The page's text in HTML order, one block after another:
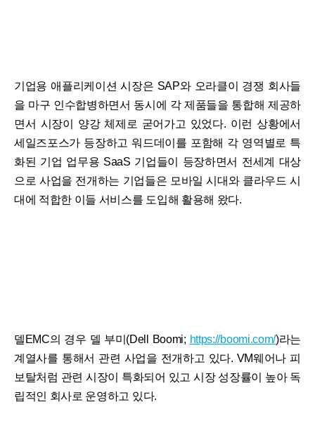
기업용 애플리케이션 시장은 SAP와 오라클이 경쟁 회사들
을 마구 인수합병하면서 동시에 각 제품들을 통합해 제공하
면서 시장이 양강 체제로 굳어가고 있었다. 이런 상황에서
세일즈포스가 등장하고 워드데이를 포함해 각 영역별로 특
화된 기업 업무용 SaaS 기업들이 등장하면서 전세계 대상
으로 사업을 전개하는 기업들은 모바일 시대와 클라우드 시
대에 적합한 이들 서비스를 도입해 활용해 왔다.
델EMC의 경우 델 부미(Dell Boomi; https://boomi.com/)라는
계열사를 통해서 관련 사업을 전개하고 있다. VM웨어나 피
보탈처럼 관련 시장이 특화되어 있고 시장 성장률이 높아 독
립적인 회사로 운영하고 있다.